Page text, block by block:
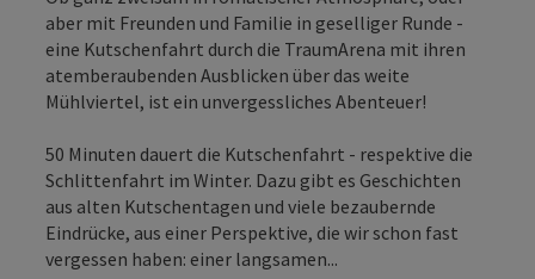
aber mit Freunden und Familie in geselliger Runde -
eine Kutschenfahrt durch die TraumArena mit ihren
atemberaubenden Ausblicken über das weite
Mühlviertel, ist ein unvergessliches Abenteuer!
50 Minuten dauert die Kutschenfahrt - respektive die
Schlittenfahrt im Winter. Dazu gibt es Geschichten
aus alten Kutschentagen und viele bezaubernde
Eindrücke, aus einer Perspektive, die wir schon fast
vergessen haben: einer langsamen...